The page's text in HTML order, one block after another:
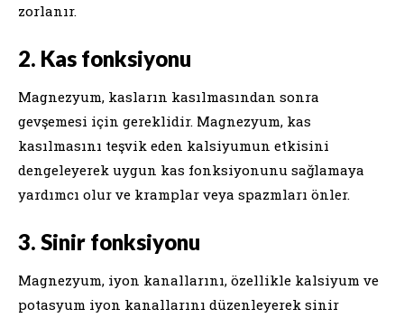
zorlanır.
2. Kas fonksiyonu
Magnezyum, kasların kasılmasından sonra
gevşemesi için gereklidir. Magnezyum, kas
kasılmasını teşvik eden kalsiyumun etkisini
dengeleyerek uygun kas fonksiyonunu sağlamaya
yardımcı olur ve kramplar veya spazmları önler.
3. Sinir fonksiyonu
Magnezyum, iyon kanallarını, özellikle kalsiyum ve
potasyum iyon kanallarını düzenleyerek sinir